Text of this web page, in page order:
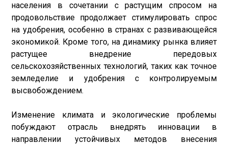
населения в сочетании с растущим спросом на
продовольствие продолжает стимулировать спрос
на удобрения, особенно в странах с развивающейся
экономикой. Кроме того, на динамику рынка влияет
растущее внедрение передовых
сельскохозяйственных технологий, таких как точное
земледелие и удобрения с контролируемым
высвобождением.
Изменение климата и экологические проблемы
побуждают отрасль внедрять инновации в
направлении устойчивых методов внесения